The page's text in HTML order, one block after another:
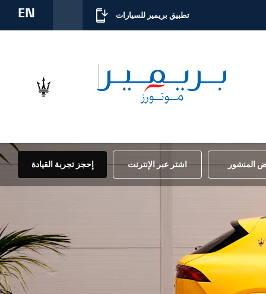
EN تطبيق بريمير للسيارات
إحجز تجربة القيادة اشتر عبر الإنترنت المنشور